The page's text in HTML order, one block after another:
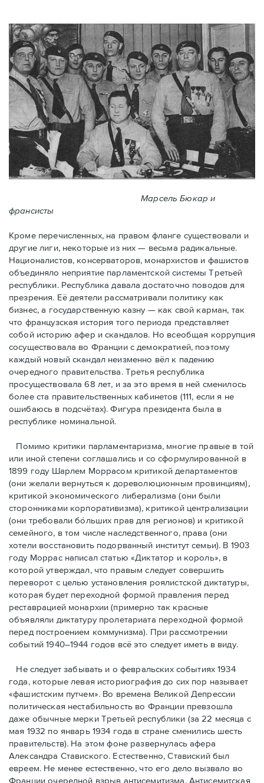
Марсель Бюкар и
франсисты
Кроме перечисленных, на правом фланге существовали и
другие лиги, некоторые из них — весьма радикальные.
Националистов, консерваторов, монархистов и фашистов
объединяло неприятие парламентской системы Третьей
республики. Республика давала достаточно поводов для
презрения. Её деятели рассматривали политику как
бизнес, а государственную казну — как свой карман, так
что французская история того периода представляет
собой историю афер и скандалов. Но всеобщая коррупция
сосуществовала во Франции с демократией, поэтому
каждый новый скандал неизменно вёл к падению
очередного правительства. Третья республика
просуществовала 68 лет, и за это время в ней сменилось
более ста правительственных кабинетов (111, если я не
ошибаюсь в подсчётах). Фигура президента была в
республике номинальной.
Помимо критики парламентаризма, многие правые в той
или иной степени соглашались и со сформулированной в
1899 году Шарлем Моррасом критикой департаментов
(они желали вернуться к дореволюционным провинциям),
критикой экономического либерализма (они были
сторонниками корпоративизма), критикой централизации
(они требовали бóльших прав для регионов) и критикой
семейного, в том числе наследственного, права (они
хотели восстановить подорванный институт семьи). В 1903
году Моррас написал статью «Диктатор и король», в
которой утверждал, что правым следует совершить
переворот с целью установления роялистской диктатуры,
которая будет переходной формой правления перед
реставрацией монархии (примерно так красные
объявляли диктатуру пролетариата переходной формой
перед построением коммунизма). При рассмотрении
событий 1940–1944 годов всё это следует иметь в виду.
Не следует забывать и о февральских событиях 1934
года, которые левая историография до сих пор называет
«фашистским путчем». Во времена Великой Депрессии
политическая нестабильность во Франции превзошла
даже обычные мерки Третьей республики (за 22 месяца с
мая 1932 по январь 1934 года в стране сменились шесть
правительств). На этом фоне развернулась афера
Александра Ставиского. Естественно, Ставиский был
евреем. Не менее естественно, что его дело вызвало во
Франции очередной взрыв антисемитизма. Антисемитская